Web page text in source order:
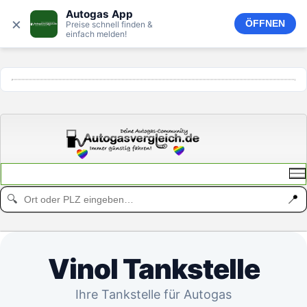
× Autogas App
Preise schnell finden &
einfach melden!
ÖFFNEN
🔍 📍
Vinol Tankstelle
Ihre Tankstelle für Autogas